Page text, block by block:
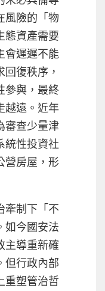
風險的「物
態資產需要
會遲遲不能
復秩序，
參與，最終
越遠。近年
審查少量津
統性投資社
營房屋，形
牽制下「不
如今國安法
主導重新確
但行政內部
重塑管治哲